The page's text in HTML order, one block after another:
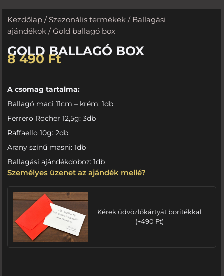
Kezdőlap / Szezonális termékek / Ballagási
ajándékok / Gold ballagó box
GOLD BALLAGÓ BOX
8 490 Ft
A csomag tartalma:
Ballagó maci 11cm – krém: 1db
Ferrero Rocher 12,5g: 3db
Raffaello 10g: 2db
Arany színű masni: 1db
Ballagási ajándékdoboz: 1db
Személyes üzenet az ajándék mellé?
Kérek üdvözlőkártyát borítékkal
(+490 Ft)